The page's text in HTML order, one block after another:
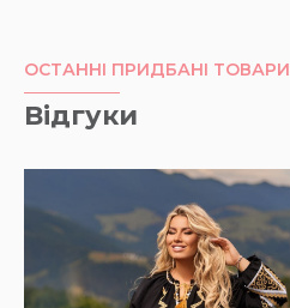
ОСТАННІ ПРИДБАНІ ТОВАРИ
Відгуки